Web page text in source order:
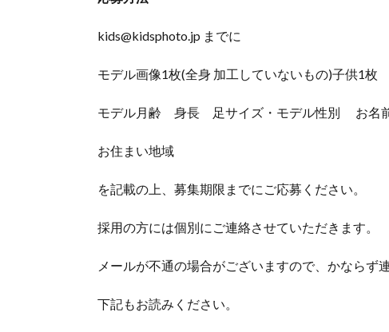
kids@kidsphoto.jp までに
モデル画像1枚(全身 加工していないもの)子供1枚
モデル月齢 身長 足サイズ・モデル性別 お名前
お住まい地域
を記載の上、募集期限までにご応募ください。
採用の方には個別にご連絡させていただきます。
メールが不通の場合がございますので、かならず
下記もお読みください。